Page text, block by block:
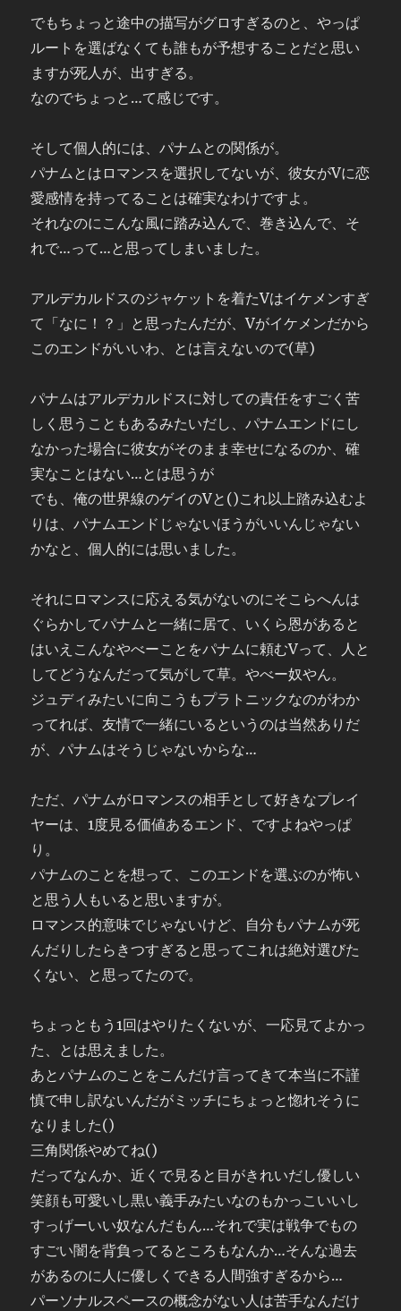
でもちょっと途中の描写がグロすぎるのと、やっぱ
ルートを選ばなくても誰もが予想することだと思い
ますが死人が、出すぎる。
なのでちょっと…て感じです。
そして個人的には、パナムとの関係が。
パナムとはロマンスを選択してないが、彼女がVに恋
愛感情を持ってることは確実なわけですよ。
それなのにこんな風に踏み込んで、巻き込んで、そ
れで…って…と思ってしまいました。
アルデカルドスのジャケットを着たVはイケメンすぎ
て「なに！？」と思ったんだが、Vがイケメンだから
このエンドがいいわ、とは言えないので(草)
パナムはアルデカルドスに対しての責任をすごく苦
しく思うこともあるみたいだし、パナムエンドにし
なかった場合に彼女がそのまま幸せになるのか、確
実なことはない…とは思うが
でも、俺の世界線のゲイのVと()これ以上踏み込むよ
りは、パナムエンドじゃないほうがいいんじゃない
かなと、個人的には思いました。
それにロマンスに応える気がないのにそこらへんは
ぐらかしてパナムと一緒に居て、いくら恩があると
はいえこんなやべーことをパナムに頼むVって、人と
してどうなんだって気がして草。やべー奴やん。
ジュディみたいに向こうもプラトニックなのがわか
ってれば、友情で一緒にいるというのは当然ありだ
が、パナムはそうじゃないからな…
ただ、パナムがロマンスの相手として好きなプレイ
ヤーは、1度見る価値あるエンド、ですよねやっぱ
り。
パナムのことを想って、このエンドを選ぶのが怖い
と思う人もいると思いますが。
ロマンス的意味でじゃないけど、自分もパナムが死
んだりしたらきつすぎると思ってこれは絶対選びた
くない、と思ってたので。
ちょっともう1回はやりたくないが、一応見てよかっ
た、とは思えました。
あとパナムのことをこんだけ言ってきて本当に不謹
慎で申し訳ないんだがミッチにちょっと惚れそうに
なりました()
三角関係やめてね()
だってなんか、近くで見ると目がきれいだし優しい
笑顔も可愛いし黒い義手みたいなのもかっこいいし
すっげーいい奴なんだもん…それで実は戦争でもの
すごい闇を背負ってるところもなんか…そんな過去
があるのに人に優しくできる人間強すぎるから…
パーソナルスペースの概念がない人は苦手なんだけ